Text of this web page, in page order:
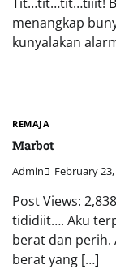
menangkap
kunyalakan
REMAJA
Marbot
Admin February
Post Views:
tididiit…. Aku
berat dan perih.
berat yang […]